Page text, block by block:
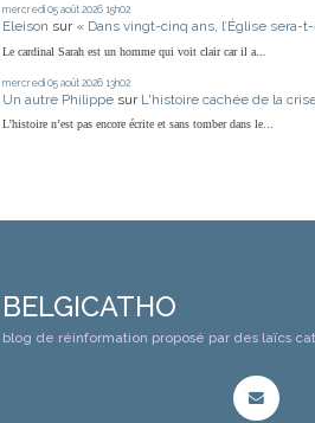
mercredi 05 août 2026 15h02
Eleison sur « Dans vingt-cinq ans, l’Église sera-
Le cardinal Sarah est un homme qui voit clair car il a...
mercredi 05 août 2026 13h02
Un autre Philippe sur L'histoire cachée de la
L’histoire n’est pas encore écrite et sans tomber dans le...
BELGICATHO
blog de réinformation proposé par des laïcs